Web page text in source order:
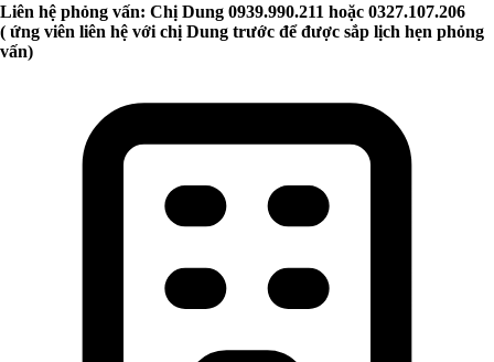
Liên hệ phỏng vấn: Chị Dung 0939.990.211 hoặc 0327.107.206
( ứng viên liên hệ với chị Dung trước để được sắp lịch hẹn phỏng
vấn)